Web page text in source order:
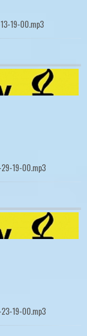
19-00.mp3
19-00.mp3
19-00.mp3